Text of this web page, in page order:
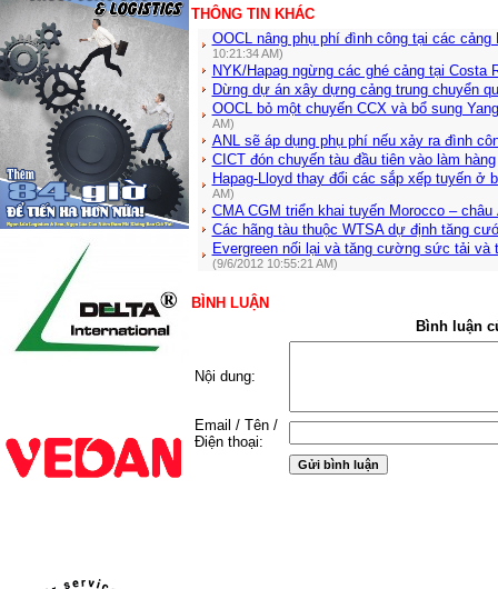
THÔNG TIN KHÁC
OOCL nâng phụ phí đình công tại các
10:21:34 AM)
NYK/Hapag ngừng các ghé cảng tại Costa
Dừng dự án xây dựng cảng trung chuyển
OOCL bỏ một chuyến CCX và bổ sung
AM)
ANL sẽ áp dụng phụ phí nếu xảy ra đình
CICT đón chuyến tàu đầu tiên vào làm hàng
Hapag-Lloyd thay đổi các sắp xếp tuyến ở
AM)
CMA CGM triển khai tuyến Morocco – châu
Các hãng tàu thuộc WTSA dự định tăng
Evergreen nối lại và tăng cường sức tải và
(9/6/2012 10:55:21 AM)
BÌNH LUẬN
Bình luận
Nội dung:
Email / Tên /
Điện thoại: